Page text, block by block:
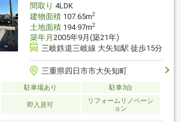
間取り 4LDK
建物面積107.65m2
土地面積194.97m2
築年月 2005年9月(築21年)
三岐鉄道三岐線 大矢知駅 徒歩15分
三重県四日市市大矢知町
駐車場あり 駐車3台
即入居可
リフォームリノベーシ
ョン